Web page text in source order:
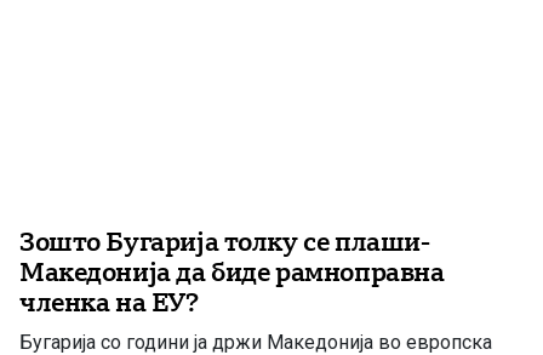
Зошто Бугарија толку се плаши-
Македонија да биде рамноправна
членка на ЕУ?
Бугарија со години ја држи Македонија во европска